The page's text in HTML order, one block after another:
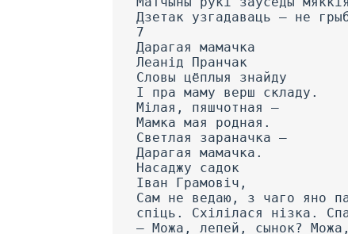
Дзетак узгадаваць — не
7
Дарагая мамачка
Леанід Пранчак
Словы цёплыя знайду
I пра маму верш складу.
Мілая, пяшчотная —
Мамка мая родная.
Светлая зараначка —
Дарагая мамачка.
Насаджу садок
Іван Грамовіч,
Сам не ведаю, з чаго яно
спіць. Схілілася нізка.
— Можа, лепей, сынок?